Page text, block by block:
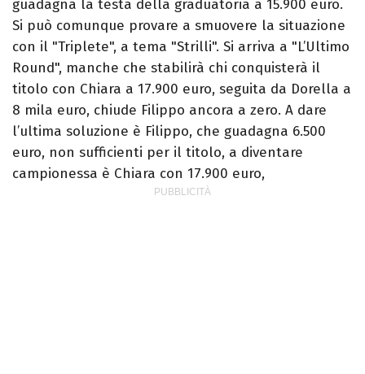
guadagna la testa della graduatoria a 15.900 euro.
Si può comunque provare a smuovere la situazione
con il "Triplete", a tema "Strilli". Si arriva a "L’Ultimo
Round", manche che stabilirà chi conquisterà il
titolo con Chiara a 17.900 euro, seguita da Dorella a
8 mila euro, chiude Filippo ancora a zero. A dare
l’ultima soluzione è Filippo, che guadagna 6.500
euro, non sufficienti per il titolo, a diventare
campionessa è Chiara con 17.900 euro,